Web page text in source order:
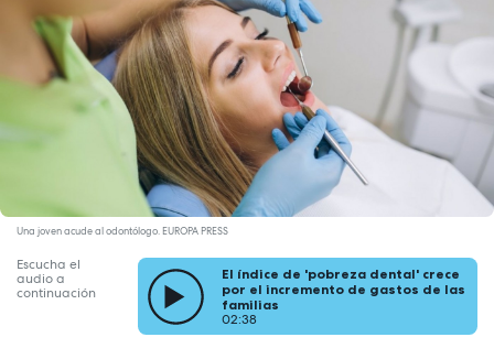
Una joven acude al odontólogo. EUROPA PRESS
Escucha el
audio a
continuación
El índice de 'pobreza dental' crece
por el incremento de gastos de las
familias
02:38